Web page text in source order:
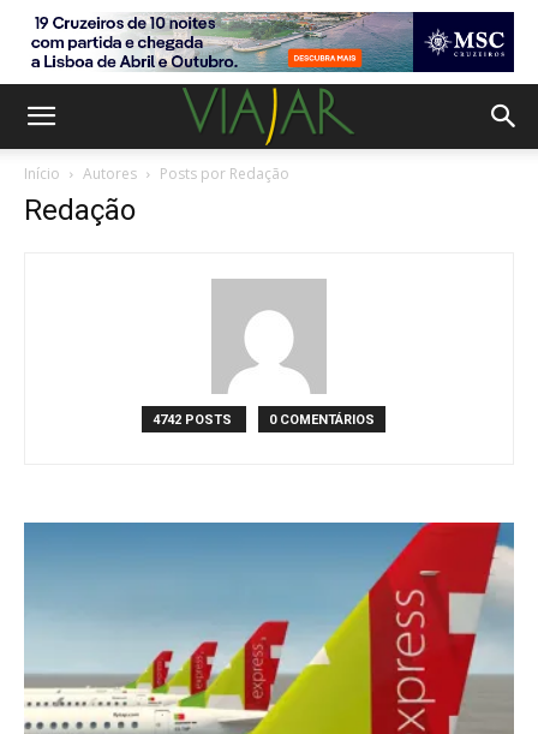
Início Autores Posts por Redação
Redação
4742 POSTS 0 COMENTÁRIOS